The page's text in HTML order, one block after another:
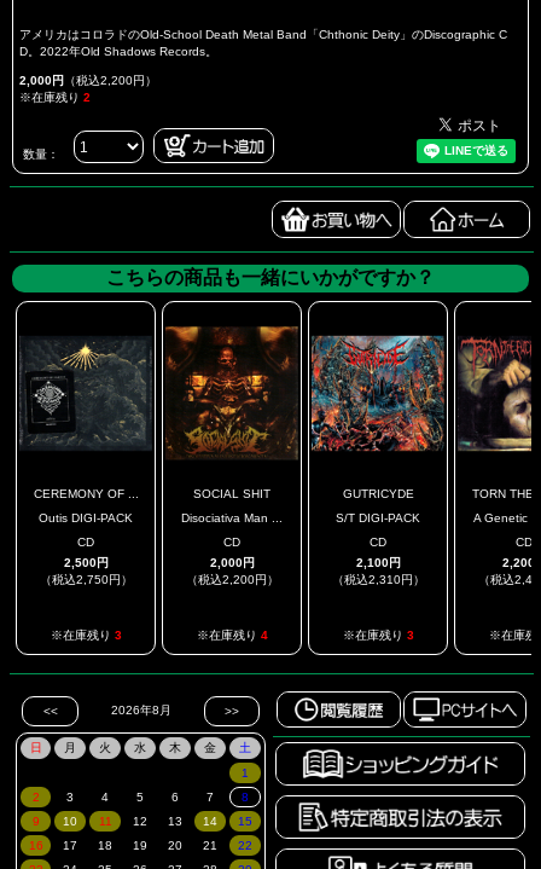
アメリカはコロラドのOld-School Death Metal Band「Chthonic Deity」のDiscographic C
D。2022年Old Shadows Records。
2,000円 （税込2,200円）
※在庫残り 2
数量：
こちらの商品も一緒にいかがですか？
CEREMONY OF ...
Outis DIGI-PACK
CD
2,500円
（税込2,750円）
※在庫残り 3
SOCIAL SHIT
Disociativa Man ...
CD
2,000円
（税込2,200円）
※在庫残り 4
GUTRICYDE
S/T DIGI-PACK
CD
2,100円
（税込2,310円）
※在庫残り 3
TORN THE
A Genetic
CD
2,200
（税込
※在庫残